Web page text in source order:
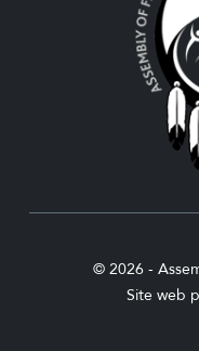
© 2026 -
Site web